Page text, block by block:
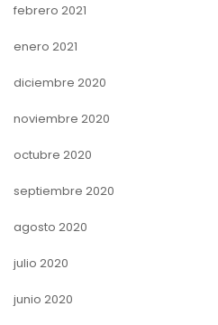
febrero 2021
enero 2021
diciembre 2020
noviembre 2020
octubre 2020
septiembre 2020
agosto 2020
julio 2020
junio 2020